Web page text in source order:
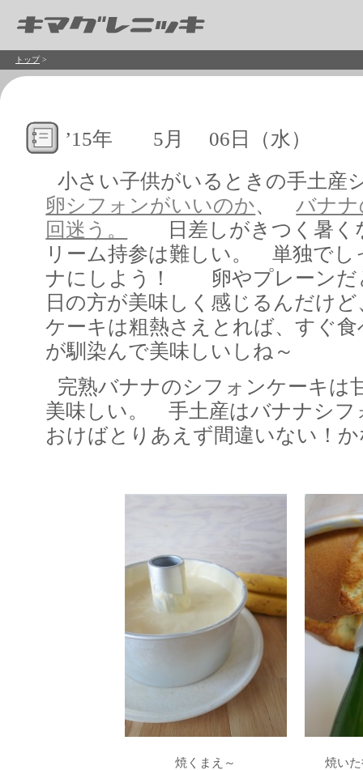
トップ>
’15年 5月 06日（水）
小さい子供がいるときの手土産
卵シフォンがいいのか、バナ
回迷う。
日差しがきつく暑く
リーム持参は難しい。 単独でし
ナにしよう！ 卵やプレーンだ
日の方が美味しく感じるんだけ
ケーキは粗熱さえとれば、すぐ
が馴染んで美味しいしね～
完熟バナナのシフォンケーキは
美味しい。 手土産はバナナシフ
おけばとりあえず間違いない！
焼くまえ～ 焼い